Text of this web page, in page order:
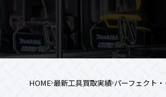
HOME 最新工具買取実績 パーフェクト